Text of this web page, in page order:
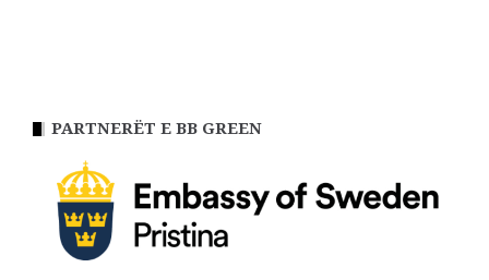
PARTNERËT E BB GREEN